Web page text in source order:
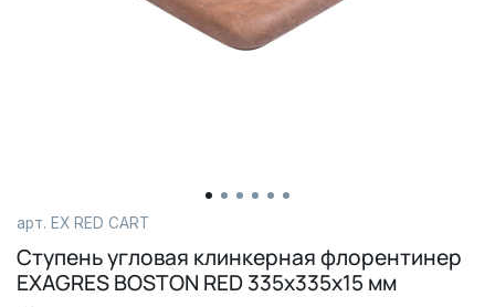
арт. EX RED CART
Ступень угловая клинкерная флорентинер
EXAGRES BOSTON RED 335х335х15 мм